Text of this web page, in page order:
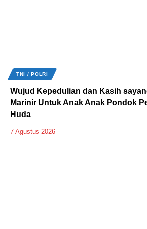
TNI / POLRI
Wujud Kepedulian dan Kasih
Marinir Untuk Anak Anak Pondok
Huda
7 Agustus 2026